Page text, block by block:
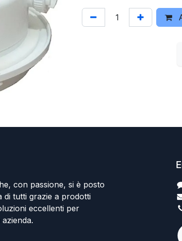
con passione, si è posto
di tutti grazie a prodotti
eccellenti per